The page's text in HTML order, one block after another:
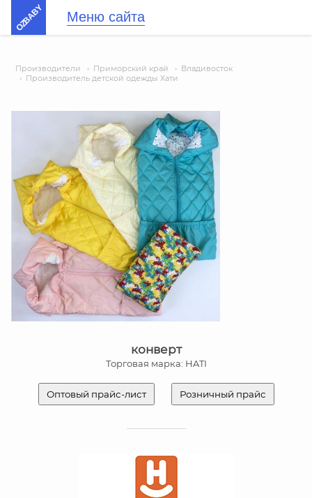
OZBABY Меню сайта
Производители › Приморский край › Владивосток
› Производитель детской одежды Хати
конверт
Торговая марка: HATI
Оптовый прайс-лист Розничный прайс